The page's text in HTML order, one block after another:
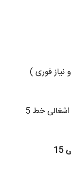
فوری )
شماره تماس ساعات غیر اداری (در صورت اشغالی خط 5